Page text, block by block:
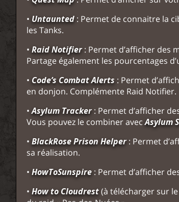
• Untaunted: Permet de connaitre la
les Tanks.
• Raid Notifier: Permet d’afficher des
Partage également les pourcentages
• Code’s Combat Alerts : Permet
en donjon. Complémente Raid Notifier.
•Asylum Tracker: Permet d’afficher
Vous pouvez le combiner avecAsylum
• BlackRose Prison Helper: Permet
sa réalisation.
• HowToSunspire: Permet d’afficher
• How to Cloudrest(à télécharger sur